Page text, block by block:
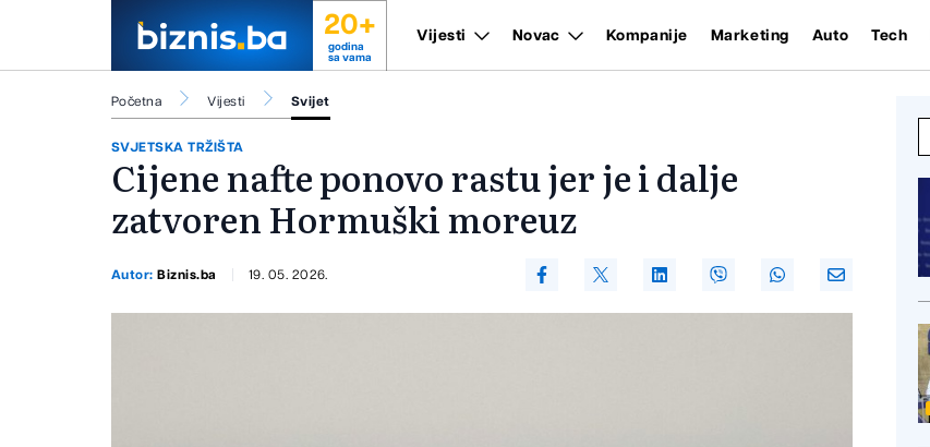
20+
godina
sa vama
Vijesti Novac Kompanije Marketing Auto Tech
Početna Vijesti Svijet
SVJETSKA TRŽIŠTA
Cijene nafte ponovo rastu jer je i dalje
zatvoren Hormuški moreuz
Autor:Biznis.ba 19. 05. 2026.